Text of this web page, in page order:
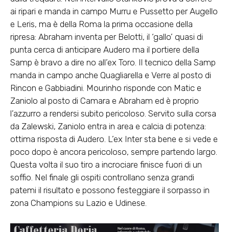
ai ripari e manda in campo Murru e Pussetto per Augello
e Leris, ma è della Roma la prima occasione della
ripresa: Abraham inventa per Belotti, il ‘gallo’ quasi di
punta cerca di anticipare Audero ma il portiere della
Samp è bravo a dire no all’ex Toro. Il tecnico della Samp
manda in campo anche Quagliarella e Verre al posto di
Rincon e Gabbiadini. Mourinho risponde con Matic e
Zaniolo al posto di Camara e Abraham ed è proprio
l’azzurro a rendersi subito pericoloso. Servito sulla corsa
da Zalewski, Zaniolo entra in area e calcia di potenza:
ottima risposta di Audero. L’ex Inter sta bene e si vede e
poco dopo è ancora pericoloso, sempre partendo largo.
Questa volta il suo tiro a incrociare finisce fuori di un
soffio. Nel finale gli ospiti controllano senza grandi
patemi il risultato e possono festeggiare il sorpasso in
zona Champions su Lazio e Udinese.